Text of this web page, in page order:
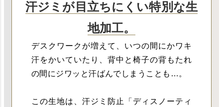
汗ジミが目立ちにくい特別な生
地加工。
デスクワークが増えて、いつの間にかワキ
汗をかいていたり、背中と椅子の背もたれ
の間にジワッと汗ばんでしまうことも…。
この生地は、汗ジミ防止「ディスノーティ